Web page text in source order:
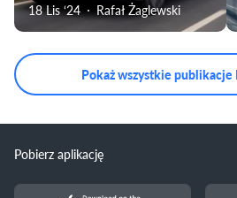
18 Lis ‘24 Rafał Żaglewski
Pokaż wszystkie publikacje
Pobierz aplikację